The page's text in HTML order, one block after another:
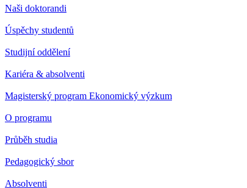
Naši doktorandi
Úspěchy studentů
Studijní oddělení
Kariéra & absolventi
Magisterský program Ekonomický výzkum
O programu
Průběh studia
Pedagogický sbor
Absolventi